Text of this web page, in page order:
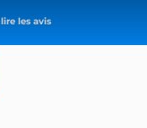
lire les avis